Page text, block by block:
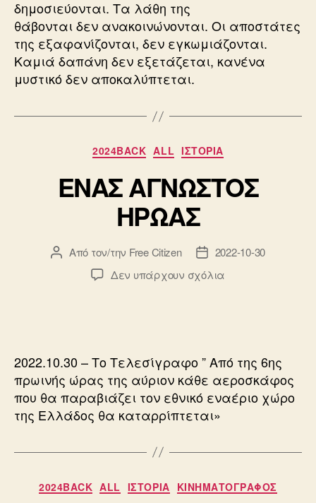
δημοσιεύονται. Τα λάθη της
θάβονται δεν ανακοινώνονται. Οι αποστάτες
της εξαφανίζονται, δεν εγκωμιάζονται.
Καμιά δαπάνη δεν εξετάζεται, κανένα
μυστικό δεν αποκαλύπτεται.
Κατηγορίες
2024BACK ALL ΙΣΤΟΡΙΑ
ΕΝΑΣ ΑΓΝΩΣΤΟΣ
ΗΡΩΑΣ
Συντάκτης
άρθρου
Από τον/την Free Citizen
Ημ.
δημοσίευσης
2022-10-30
Δεν υπάρχουν σχόλια
2022.10.30 – Το Τελεσίγραφο ” Από της 6ης
πρωινής ώρας της αύριον κάθε αεροσκάφος
που θα παραβιάζει τον εθνικό εναέριο χώρο
της Ελλάδος θα καταρρίπτεται»
Κατηγορίες
2024BACK ALL ΙΣΤΟΡΙΑ ΚΙΝΗΜΑΤΟΓΡΑΦΟΣ